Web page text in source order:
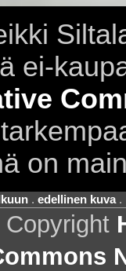
ei-
on
. edellinen kuva.
Copyright